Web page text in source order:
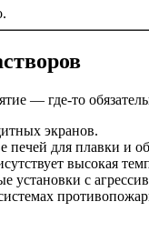
— где-то
экранов.
печей для плавки и
высокая
установки с